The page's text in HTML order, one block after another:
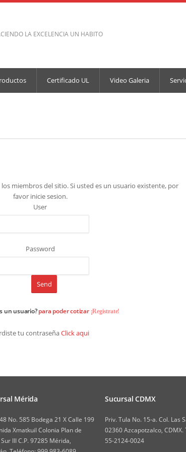
LA EXCELENCIA UN HABITO
Certificado UL Video Galeria
miembros del sitio. Si usted es un usuario existente, por
favor inicie sesion.
User
Password
un usuario?para poder cotizar¡Registrate!
tu contraseñaClick aqui
Mérida
No. 585 Bodega 21 X Calle 199
Xmatkuil Colonia Plan de
III C.P. 97285 Mérida,
Sucursal CDMX
Priv. Tula No. 15-a. Col. Las
02360 Azcapotzalco, CDMX.
55-2124-0024